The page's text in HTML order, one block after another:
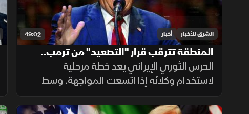
49:02 الشرق للأخبار أخبار
المنطقة تترقب قرار "التصعيد" من ترمب..
وحرب الوكلاء تقترب مع اتساع المواجهة
الحرس الثوري الإيراني يعد خطة مرحلية
لاستخدام وكلائه إذا اتسعت المواجهة، وسط
توقعات باستئناف ضربات أميركية على إيران.
وفي الاقتصاد تتصاعد هجمات روسيا وأوكرانيا